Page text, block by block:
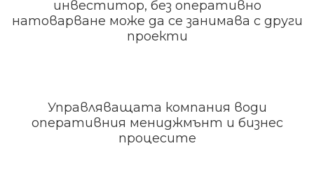
инвеститор, без оперативно
натоварване може да се занимава с други
проекти
Управляващата компания води
оперативния мениджмънт и бизнес
процесите